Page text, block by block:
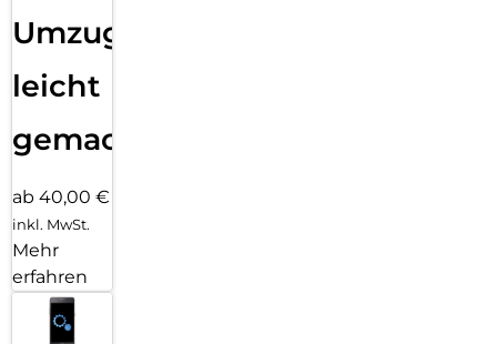
Umzug
leicht
gemacht!
ab 40,00 €
inkl. MwSt.
Mehr
erfahren